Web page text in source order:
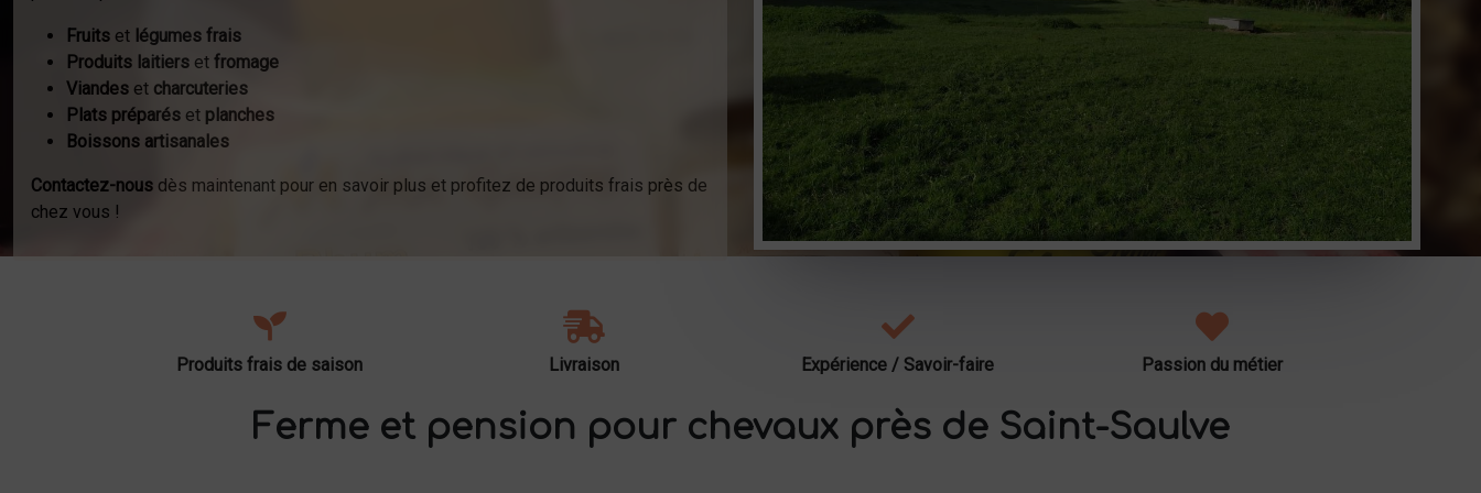
Fruits et légumes frais
Produits laitiers et fromage
Viandes et charcuteries
Plats préparés et planches
Boissons artisanales
Contactez-nous dès maintenant pour en savoir plus et profitez de produits frais près de
chez vous !
Produits frais de saison Livraison Expérience / Savoir-faire Passion du métier
Ferme et pension pour chevaux près de Saint-Saulve